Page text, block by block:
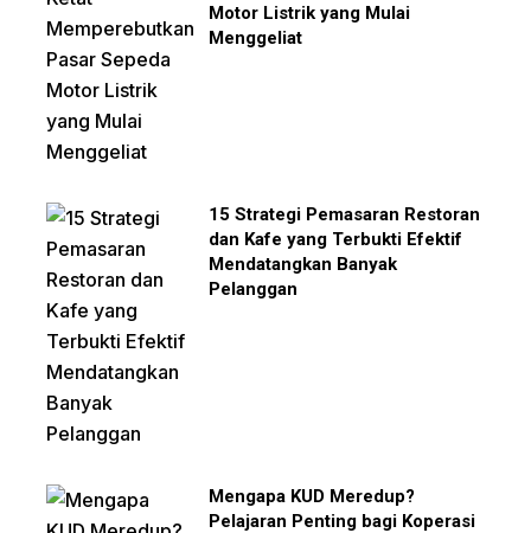
Motor Listrik yang Mulai
Menggeliat
15 Strategi Pemasaran Restoran
dan Kafe yang Terbukti Efektif
Mendatangkan Banyak
Pelanggan
Mengapa KUD Meredup?
Pelajaran Penting bagi Koperasi